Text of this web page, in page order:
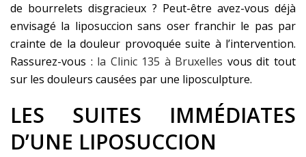
de bourrelets disgracieux ? Peut-être avez-vous déjà
envisagé la liposuccion sans oser franchir le pas par
crainte de la douleur provoquée suite à l’intervention.
Rassurez-vous : la Clinic 135 à Bruxelles vous dit tout
sur les douleurs causées par une liposculpture.
LES SUITES IMMÉDIATES
D’UNE LIPOSUCCION